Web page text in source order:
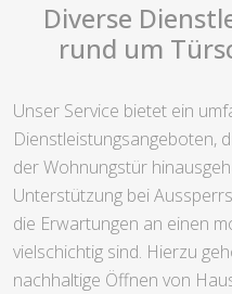
Diverse
rund um
Unser Service bietet ein
Dienstleistungsangeboten,
der Wohnungstür
Unterstützung bei
die Erwartungen an einen
vielschichtig sind. Hierzu
nachhaltige Öffnen von